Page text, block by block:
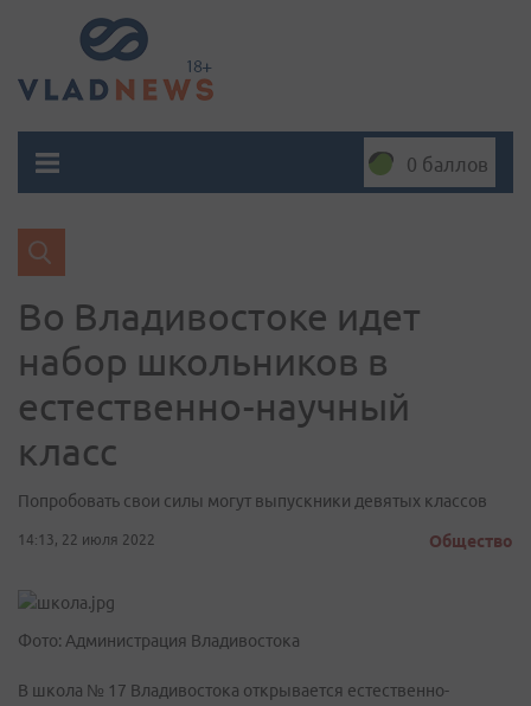
0 баллов
Во Владивостоке идет
набор школьников в
естественно-научный
класс
Попробовать свои силы могут выпускники девятых классов
14:13, 22 июля 2022 Общество
Фото: Администрация Владивостока
В школа № 17 Владивостока открывается естественно-